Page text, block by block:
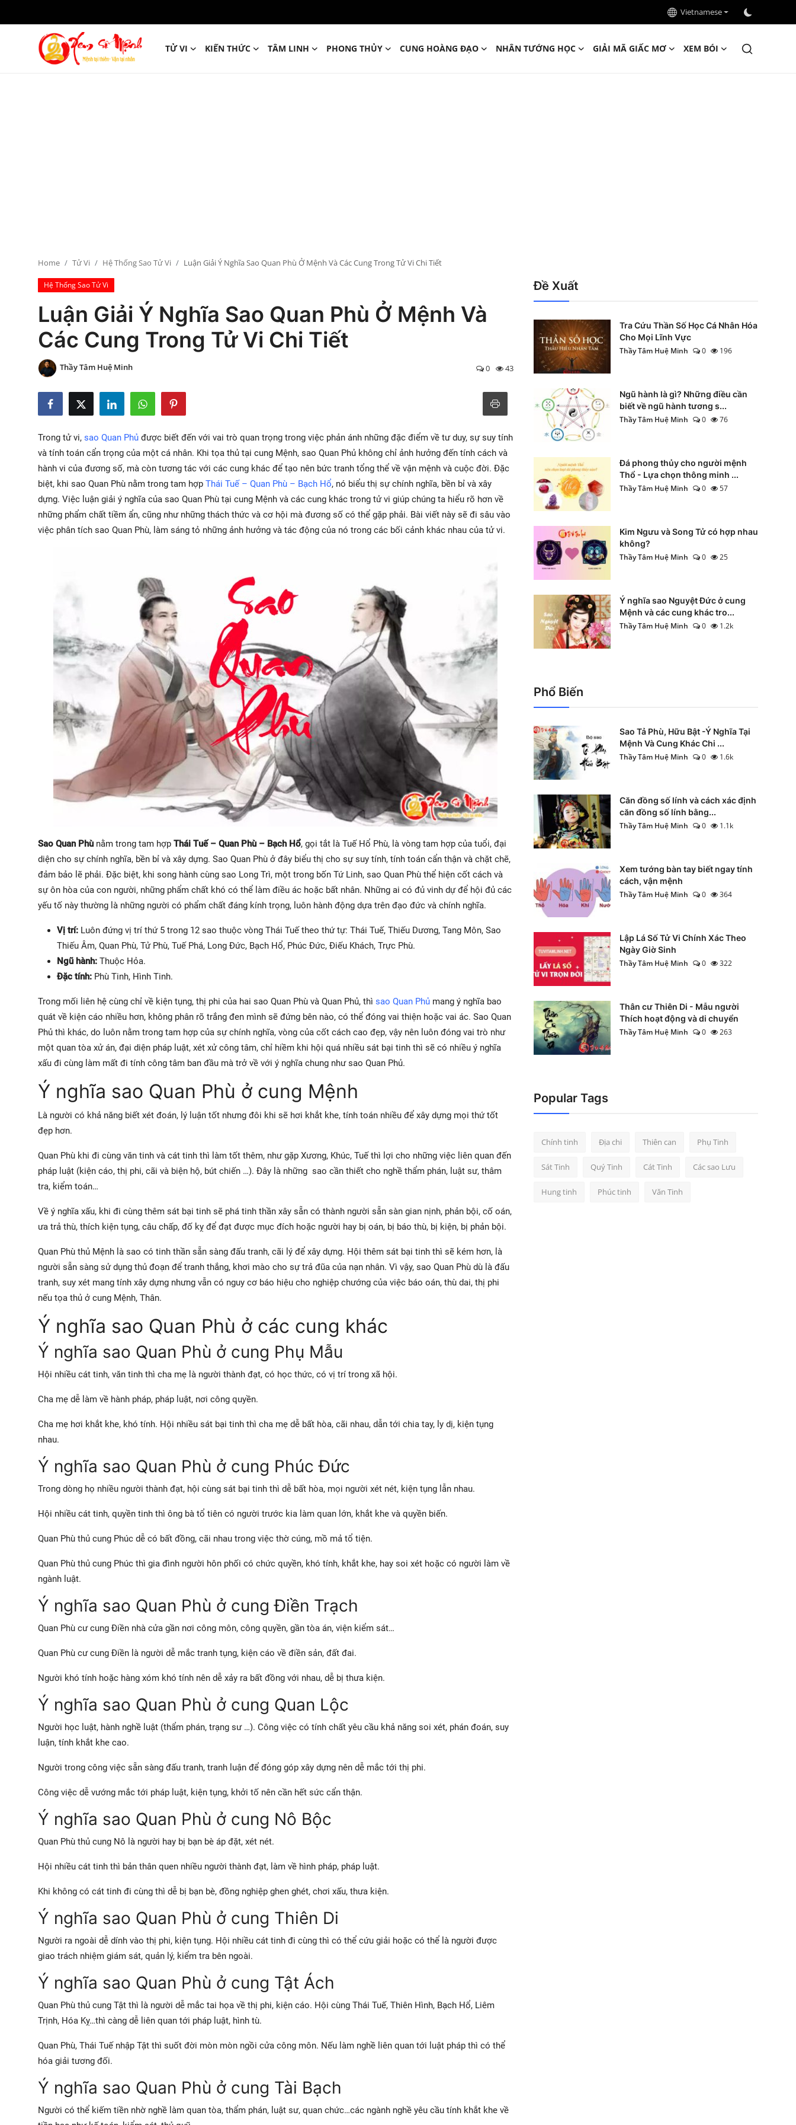
Vietnamese
TỬ VI KIẾN THỨC TÂM LINH PHONG THỦY CUNG HOÀNG ĐẠO NHÂN TƯỚNG HỌC GIẢI MÃ GIẤC MƠ XEM BÓI
Xem Bói
Vietnamese
Home Tử Vi Hệ Thống Sao Tử Vi Luận Giải Ý Nghĩa Sao Quan Phù Ở Mệnh Và Các Cung Trong Tử Vi Chi Tiết
Hệ Thống Sao Tử Vi
Luận Giải Ý Nghĩa Sao Quan Phù Ở Mệnh Và
Các Cung Trong Tử Vi Chi Tiết
Thầy Tâm Huệ Minh 0 43
Trong tử vi, sao Quan Phủ được biết đến với vai trò quan trọng trong việc phản ánh những đặc điểm về tư duy, sự suy tính
và tính toán cẩn trọng của một cá nhân. Khi tọa thủ tại cung Mệnh, sao Quan Phủ không chỉ ảnh hưởng đến tính cách và
hành vi của đương số, mà còn tương tác với các cung khác để tạo nên bức tranh tổng thể về vận mệnh và cuộc đời. Đặc
biệt, khi sao Quan Phù nằm trong tam hợp Thái Tuế – Quan Phù – Bạch Hổ, nó biểu thị sự chính nghĩa, bền bỉ và xây
dựng. Việc luận giải ý nghĩa của sao Quan Phù tại cung Mệnh và các cung khác trong tử vi giúp chúng ta hiểu rõ hơn về
những phẩm chất tiềm ẩn, cũng như những thách thức và cơ hội mà đương số có thể gặp phải. Bài viết này sẽ đi sâu vào
việc phân tích sao Quan Phù, làm sáng tỏ những ảnh hưởng và tác động của nó trong các bối cảnh khác nhau của tử vi.
Sao Quan Phù nằm trong tam hợp Thái Tuế – Quan Phù – Bạch Hổ, gọi tắt là Tuế Hổ Phù, là vòng tam hợp của tuổi, đại
diện cho sự chính nghĩa, bền bỉ và xây dựng. Sao Quan Phù ở đây biểu thị cho sự suy tính, tính toán cẩn thận và chặt chẽ,
đảm bảo lẽ phải. Đặc biệt, khi song hành cùng sao Long Trì, một trong bốn Tứ Linh, sao Quan Phù thể hiện cốt cách và
sự ôn hòa của con người, những phẩm chất khó có thể làm điều ác hoặc bất nhân. Những ai có đủ vinh dự để hội đủ các
yếu tố này thường là những người có phẩm chất đáng kính trọng, luôn hành động dựa trên đạo đức và chính nghĩa.
Vị trí: Luôn đứng vị trí thứ 5 trong 12 sao thuộc vòng Thái Tuế theo thứ tự: Thái Tuế, Thiếu Dương, Tang Môn, Sao
Thiếu Âm, Quan Phù, Tử Phù, Tuế Phá, Long Đức, Bạch Hổ, Phúc Đức, Điếu Khách, Trực Phù.
Ngũ hành: Thuộc Hỏa.
Đặc tính: Phù Tinh, Hình Tinh.
Trong mối liên hệ cùng chỉ về kiện tụng, thị phi của hai sao Quan Phù và Quan Phủ, thì sao Quan Phủ mang ý nghĩa bao
quát về kiện cáo nhiều hơn, không phân rõ trắng đen mình sẽ đứng bên nào, có thể đóng vai thiện hoặc vai ác. Sao Quan
Phủ thì khác, do luôn nằm trong tam hợp của sự chính nghĩa, vòng của cốt cách cao đẹp, vậy nên luôn đóng vai trò như
một quan tòa xử án, đại diện pháp luật, xét xử công tâm, chỉ hiềm khi hội quá nhiều sát bại tinh thì sẽ có nhiều ý nghĩa
xấu đi cùng làm mất đi tính công tâm ban đầu mà trở về với ý nghĩa chung như sao Quan Phủ.
Ý nghĩa sao Quan Phù ở cung Mệnh
Là người có khả năng biết xét đoán, lý luận tốt nhưng đôi khi sẽ hơi khắt khe, tính toán nhiều để xây dựng mọi thứ tốt
đẹp hơn.
Quan Phù khi đi cùng văn tinh và cát tinh thì làm tốt thêm, như gặp Xương, Khúc, Tuế thì lợi cho những việc liên quan đến
pháp luật (kiện cáo, thị phi, cãi và biện hộ, bút chiến …). Đây là những sao cần thiết cho nghề thẩm phán, luật sư, thâm
tra, kiểm toán…
Về ý nghĩa xấu, khi đi cùng thêm sát bại tinh sẽ phá tinh thần xây sẵn có thành người sẵn sàn gian nịnh, phản bội, cố oán,
ưa trả thù, thích kiện tụng, câu chấp, đố kỵ để đạt được mục đích hoặc người hay bị oán, bị báo thù, bị kiện, bị phản bội.
Quan Phù thủ Mệnh là sao có tinh thần sẵn sàng đấu tranh, cãi lý để xây dựng. Hội thêm sát bại tinh thì sẽ kém hơn, là
người sẵn sàng sử dụng thủ đoạn để tranh thắng, khơi mào cho sự trả đũa của nạn nhân. Vì vậy, sao Quan Phù dù là đấu
tranh, suy xét mang tính xây dựng nhưng vẫn có nguy cơ báo hiệu cho nghiệp chướng của việc báo oán, thù dai, thị phi
nếu tọa thủ ở cung Mệnh, Thân.
Ý nghĩa sao Quan Phù ở các cung khác
Ý nghĩa sao Quan Phù ở cung Phụ Mẫu
Hội nhiều cát tinh, văn tinh thì cha mẹ là người thành đạt, có học thức, có vị trí trong xã hội.
Cha mẹ dễ làm về hành pháp, pháp luật, nơi công quyền.
Cha mẹ hơi khắt khe, khó tính. Hội nhiều sát bại tinh thì cha mẹ dễ bất hòa, cãi nhau, dẫn tới chia tay, ly dị, kiện tụng
nhau.
Ý nghĩa sao Quan Phù ở cung Phúc Đức
Trong dòng họ nhiều người thành đạt, hội cùng sát bại tinh thì dễ bất hòa, mọi người xét nét, kiện tụng lẫn nhau.
Hội nhiều cát tinh, quyền tinh thì ông bà tổ tiên có người trước kia làm quan lớn, khắt khe và quyền biến.
Quan Phù thủ cung Phúc dễ có bất đồng, cãi nhau trong việc thờ cúng, mồ mả tổ tiện.
Quan Phù thủ cung Phúc thì gia đình người hôn phối có chức quyền, khó tính, khắt khe, hay soi xét hoặc có người làm về
ngành luật.
Ý nghĩa sao Quan Phù ở cung Điền Trạch
Quan Phù cư cung Điền nhà cửa gần nơi công môn, công quyền, gần tòa án, viện kiểm sát…
Quan Phù cư cung Điền là người dễ mắc tranh tụng, kiện cáo về điền sản, đất đai.
Người khó tính hoặc hàng xóm khó tính nên dễ xảy ra bất đồng với nhau, dễ bị thưa kiện.
Ý nghĩa sao Quan Phù ở cung Quan Lộc
Người học luật, hành nghề luật (thẩm phán, trạng sư …). Công việc có tính chất yêu cầu khả năng soi xét, phán đoán, suy
luận, tính khắt khe cao.
Người trong công việc sẵn sàng đấu tranh, tranh luận để đóng góp xây dựng nên dễ mắc tới thị phi.
Công việc dễ vướng mắc tới pháp luật, kiện tụng, khởi tố nên cần hết sức cẩn thận.
Ý nghĩa sao Quan Phù ở cung Nô Bộc
Quan Phù thủ cung Nô là người hay bị bạn bè áp đặt, xét nét.
Hội nhiều cát tinh thì bản thân quen nhiều người thành đạt, làm về hình pháp, pháp luật.
Khi không có cát tinh đi cùng thì dễ bị bạn bè, đồng nghiệp ghen ghét, chơi xấu, thưa kiện.
Ý nghĩa sao Quan Phù ở cung Thiên Di
Người ra ngoài dễ dính vào thị phi, kiện tụng. Hội nhiều cát tinh đi cùng thì có thể cứu giải hoặc có thể là người được
giao trách nhiệm giám sát, quản lý, kiểm tra bên ngoài.
Ý nghĩa sao Quan Phù ở cung Tật Ách
Quan Phù thủ cung Tật thì là người dễ mắc tai họa về thị phi, kiện cáo. Hội cùng Thái Tuế, Thiên Hình, Bạch Hổ, Liêm
Trịnh, Hóa Kỵ…thì càng dễ liên quan tới pháp luật, hình tù.
Quan Phù, Thái Tuế nhập Tật thì suốt đời mòn mòn ngồi cửa công môn. Nếu làm nghề liên quan tới luật pháp thì có thể
hóa giải tương đối.
Ý nghĩa sao Quan Phù ở cung Tài Bạch
Người có thể kiếm tiền nhờ nghề làm quan tòa, thẩm phán, luật sư, quan chức…các ngành nghề yêu cầu tính khắt khe về
Đề Xuất
Tra Cứu Thần Số Học Cá Nhân Hóa
Cho Mọi Lĩnh Vực
Thầy Tâm Huệ Minh
0 196
Ngũ hành là gì? Những điều cần
biết về ngũ hành tương s...
Thầy Tâm Huệ Minh
0 76
Đá phong thủy cho người mệnh
Thổ - Lựa chọn thông minh ...
Thầy Tâm Huệ Minh
0 57
Kim Ngưu và Song Tử có hợp nhau
không?
Thầy Tâm Huệ Minh
0 25
Ý nghĩa sao Nguyệt Đức ở cung
Mệnh và các cung khác tro...
Thầy Tâm Huệ Minh
0 1.2k
Phổ Biến
Sao Tả Phù, Hữu Bật -Ý Nghĩa Tại
Mệnh Và Cung Khác Chi ...
Thầy Tâm Huệ Minh
0 1.6k
Căn đồng số lính và cách xác định
căn đồng số lính bằng...
Thầy Tâm Huệ Minh
0 1.1k
Xem tướng bàn tay biết ngay tính
cách, vận mệnh
Thầy Tâm Huệ Minh
0 364
Lập Lá Số Tử Vi Chính Xác Theo
Ngày Giờ Sinh
Thầy Tâm Huệ Minh
0 322
Thân cư Thiên Di - Mẫu người
Thích hoạt động và di chuyển
Thầy Tâm Huệ Minh
0 263
Popular Tags
Chính tinh Địa chi Thiên can Phụ Tinh
Sát Tinh Quý Tinh Cát Tinh Các sao Lưu
Hung tinh Phúc tinh Văn Tinh